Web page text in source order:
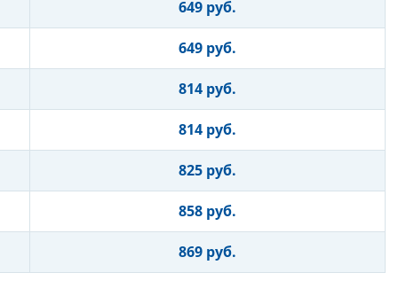
649 руб.
649 руб.
814 руб.
814 руб.
825 руб.
858 руб.
869 руб.